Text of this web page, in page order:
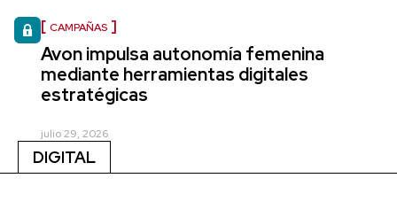
CAMPAÑAS
Avon impulsa autonomía femenina
mediante herramientas digitales
estratégicas
julio 29, 2026
DIGITAL